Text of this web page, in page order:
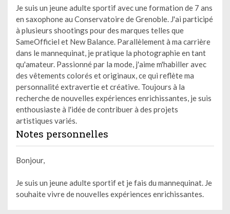
Je suis un jeune adulte sportif avec une formation de 7 ans
en saxophone au Conservatoire de Grenoble. J'ai participé
à plusieurs shootings pour des marques telles que
SameOfficiel et New Balance. Parallèlement à ma carrière
dans le mannequinat, je pratique la photographie en tant
qu'amateur. Passionné par la mode, j'aime m'habiller avec
des vêtements colorés et originaux, ce qui reflète ma
personnalité extravertie et créative. Toujours à la
recherche de nouvelles expériences enrichissantes, je suis
enthousiaste à l'idée de contribuer à des projets
artistiques variés.
Notes personnelles
Bonjour,
Je suis un jeune adulte sportif et je fais du mannequinat. Je
souhaite vivre de nouvelles expériences enrichissantes.